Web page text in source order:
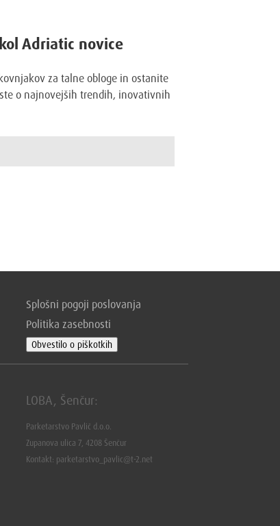
Adriatic novice
za talne obloge in ostanite
o najnovejših trendih, inovativnih
Splošni pogoji poslovanja
Politika zasebnosti
Obvestilo o piškotkih
LOBA, Šenčur:
Parketarstvo Pavlič d.o.o.
Zupanova ulica 7, 4208 Šenčur
Kontakt: parketarstvo_pavlic@t-2.net